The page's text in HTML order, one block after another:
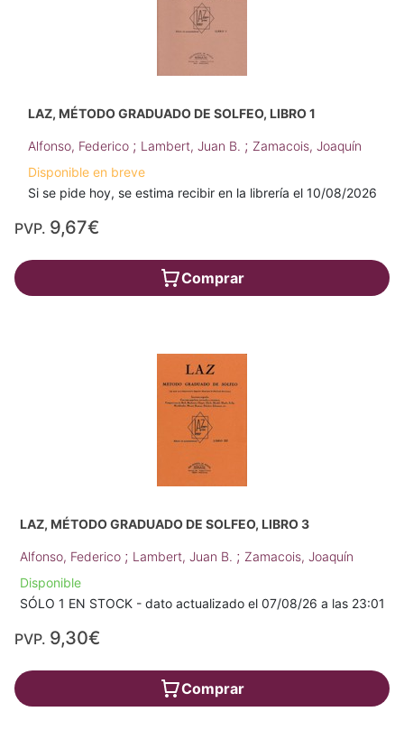
LAZ, MÉTODO GRADUADO DE SOLFEO, LIBRO 1
Alfonso, Federico ; Lambert, Juan B. ; Zamacois, Joaquín
Disponible en breve
Si se pide hoy, se estima recibir en la librería el 10/08/2026
PVP. 9,67€
Comprar
LAZ, MÉTODO GRADUADO DE SOLFEO, LIBRO 3
Alfonso, Federico ; Lambert, Juan B. ; Zamacois, Joaquín
Disponible
SÓLO 1 EN STOCK - dato actualizado el 07/08/26 a las 23:01
PVP. 9,30€
Comprar